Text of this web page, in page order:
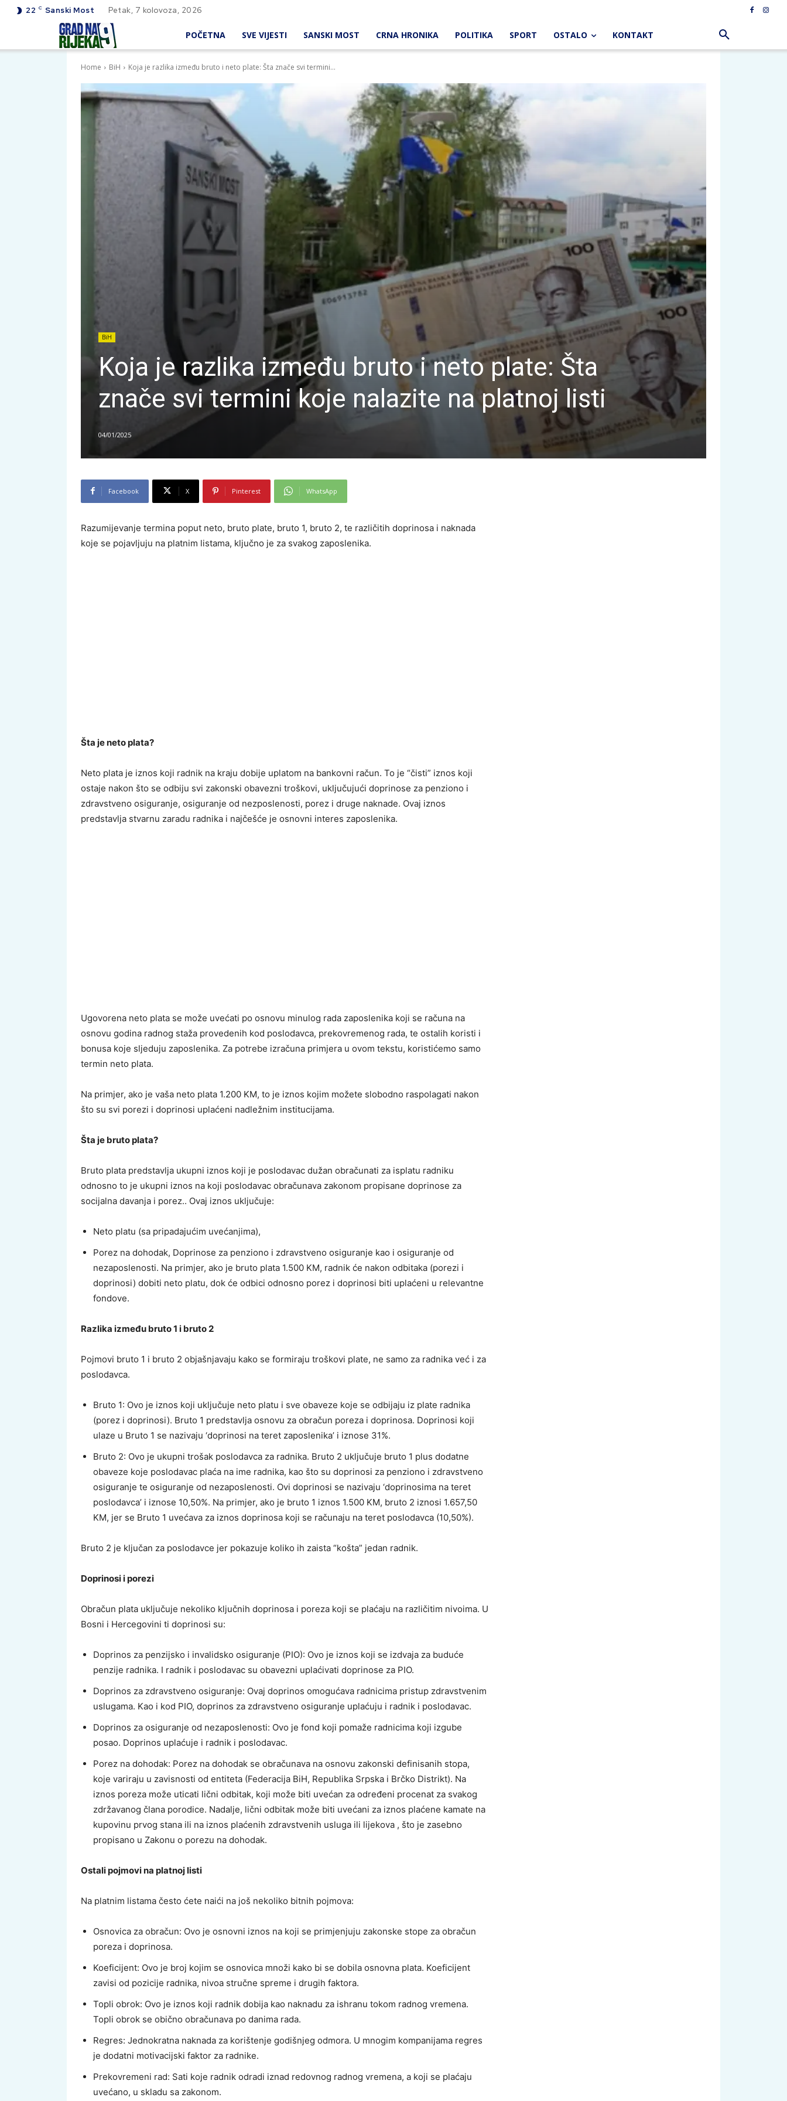
22 C Sanski Most Petak, 7 kolovoza, 2026
POČETNA SVE VIJESTI SANSKI MOST CRNA HRONIKA POLITIKA SPORT OSTALO KONTAKT
Home BiH Koja je razlika između bruto i neto plate: Šta znače svi termini...
BiH
Koja je razlika između bruto i neto plate: Šta
znače svi termini koje nalazite na platnoj listi
04/01/2025
Facebook X Pinterest WhatsApp
Razumijevanje termina poput neto, bruto plate, bruto 1, bruto 2, te različitih doprinosa i naknada
koje se pojavljuju na platnim listama, ključno je za svakog zaposlenika.
Šta je neto plata?
Neto plata je iznos koji radnik na kraju dobije uplatom na bankovni račun. To je “čisti” iznos koji
ostaje nakon što se odbiju svi zakonski obavezni troškovi, uključujući doprinose za penziono i
zdravstveno osiguranje, osiguranje od nezposlenosti, porez i druge naknade. Ovaj iznos
predstavlja stvarnu zaradu radnika i najčešće je osnovni interes zaposlenika.
Ugovorena neto plata se može uvećati po osnovu minulog rada zaposlenika koji se računa na
osnovu godina radnog staža provedenih kod poslodavca, prekovremenog rada, te ostalih koristi i
bonusa koje sljeduju zaposlenika. Za potrebe izračuna primjera u ovom tekstu, koristićemo samo
termin neto plata.
Na primjer, ako je vaša neto plata 1.200 KM, to je iznos kojim možete slobodno raspolagati nakon
što su svi porezi i doprinosi uplaćeni nadležnim institucijama.
Šta je bruto plata?
Bruto plata predstavlja ukupni iznos koji je poslodavac dužan obračunati za isplatu radniku
odnosno to je ukupni iznos na koji poslodavac obračunava zakonom propisane doprinose za
socijalna davanja i porez.. Ovaj iznos uključuje:
Neto platu (sa pripadajućim uvećanjima),
Porez na dohodak, Doprinose za penziono i zdravstveno osiguranje kao i osiguranje od
nezaposlenosti. Na primjer, ako je bruto plata 1.500 KM, radnik će nakon odbitaka (porezi i
doprinosi) dobiti neto platu, dok će odbici odnosno porez i doprinosi biti uplaćeni u relevantne
fondove.
Razlika između bruto 1 i bruto 2
Pojmovi bruto 1 i bruto 2 objašnjavaju kako se formiraju troškovi plate, ne samo za radnika već i za
poslodavca.
Bruto 1: Ovo je iznos koji uključuje neto platu i sve obaveze koje se odbijaju iz plate radnika
(porez i doprinosi). Bruto 1 predstavlja osnovu za obračun poreza i doprinosa. Doprinosi koji
ulaze u Bruto 1 se nazivaju ‘doprinosi na teret zaposlenika’ i iznose 31%.
Bruto 2: Ovo je ukupni trošak poslodavca za radnika. Bruto 2 uključuje bruto 1 plus dodatne
obaveze koje poslodavac plaća na ime radnika, kao što su doprinosi za penziono i zdravstveno
osiguranje te osiguranje od nezaposlenosti. Ovi doprinosi se nazivaju ‘doprinosima na teret
poslodavca’ i iznose 10,50%. Na primjer, ako je bruto 1 iznos 1.500 KM, bruto 2 iznosi 1.657,50
KM, jer se Bruto 1 uvećava za iznos doprinosa koji se računaju na teret poslodavca (10,50%).
Bruto 2 je ključan za poslodavce jer pokazuje koliko ih zaista “košta” jedan radnik.
Doprinosi i porezi
Obračun plata uključuje nekoliko ključnih doprinosa i poreza koji se plaćaju na različitim nivoima. U
Bosni i Hercegovini ti doprinosi su:
Doprinos za penzijsko i invalidsko osiguranje (PIO): Ovo je iznos koji se izdvaja za buduće
penzije radnika. I radnik i poslodavac su obavezni uplaćivati doprinose za PIO.
Doprinos za zdravstveno osiguranje: Ovaj doprinos omogućava radnicima pristup zdravstvenim
uslugama. Kao i kod PIO, doprinos za zdravstveno osiguranje uplaćuju i radnik i poslodavac.
Doprinos za osiguranje od nezaposlenosti: Ovo je fond koji pomaže radnicima koji izgube
posao. Doprinos uplaćuje i radnik i poslodavac.
Porez na dohodak: Porez na dohodak se obračunava na osnovu zakonski definisanih stopa,
koje variraju u zavisnosti od entiteta (Federacija BiH, Republika Srpska i Brčko Distrikt). Na
iznos poreza može uticati lični odbitak, koji može biti uvećan za određeni procenat za svakog
zdržavanog člana porodice. Nadalje, lični odbitak može biti uvećani za iznos plaćene kamate na
kupovinu prvog stana ili na iznos plaćenih zdravstvenih usluga ili lijekova , što je zasebno
propisano u Zakonu o porezu na dohodak.
Ostali pojmovi na platnoj listi
Na platnim listama često ćete naići na još nekoliko bitnih pojmova:
Osnovica za obračun: Ovo je osnovni iznos na koji se primjenjuju zakonske stope za obračun
poreza i doprinosa.
Koeficijent: Ovo je broj kojim se osnovica množi kako bi se dobila osnovna plata. Koeficijent
zavisi od pozicije radnika, nivoa stručne spreme i drugih faktora.
Topli obrok: Ovo je iznos koji radnik dobija kao naknadu za ishranu tokom radnog vremena.
Topli obrok se obično obračunava po danima rada.
Regres: Jednokratna naknada za korištenje godišnjeg odmora. U mnogim kompanijama regres
je dodatni motivacijski faktor za radnike.
Prekovremeni rad: Sati koje radnik odradi iznad redovnog radnog vremena, a koji se plaćaju
uvećano, u skladu sa zakonom.